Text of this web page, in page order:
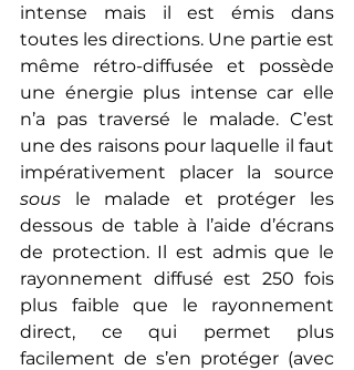
intense mais il est émis dans
toutes les directions. Une partie est
même rétro-diffusée et possède
une énergie plus intense car elle
n’a pas traversé le malade. C’est
une des raisons pour laquelle il faut
sous le malade et protéger les
dessous de table à l’aide d’écrans
de protection. Il est admis que le
rayonnement diffusé est 250 fois
plus faible que le rayonnement
direct, ce qui permet plus
facilement de s’en protéger (avec